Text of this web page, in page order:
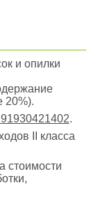
и опилки
20%).
.
II класса
стоимости